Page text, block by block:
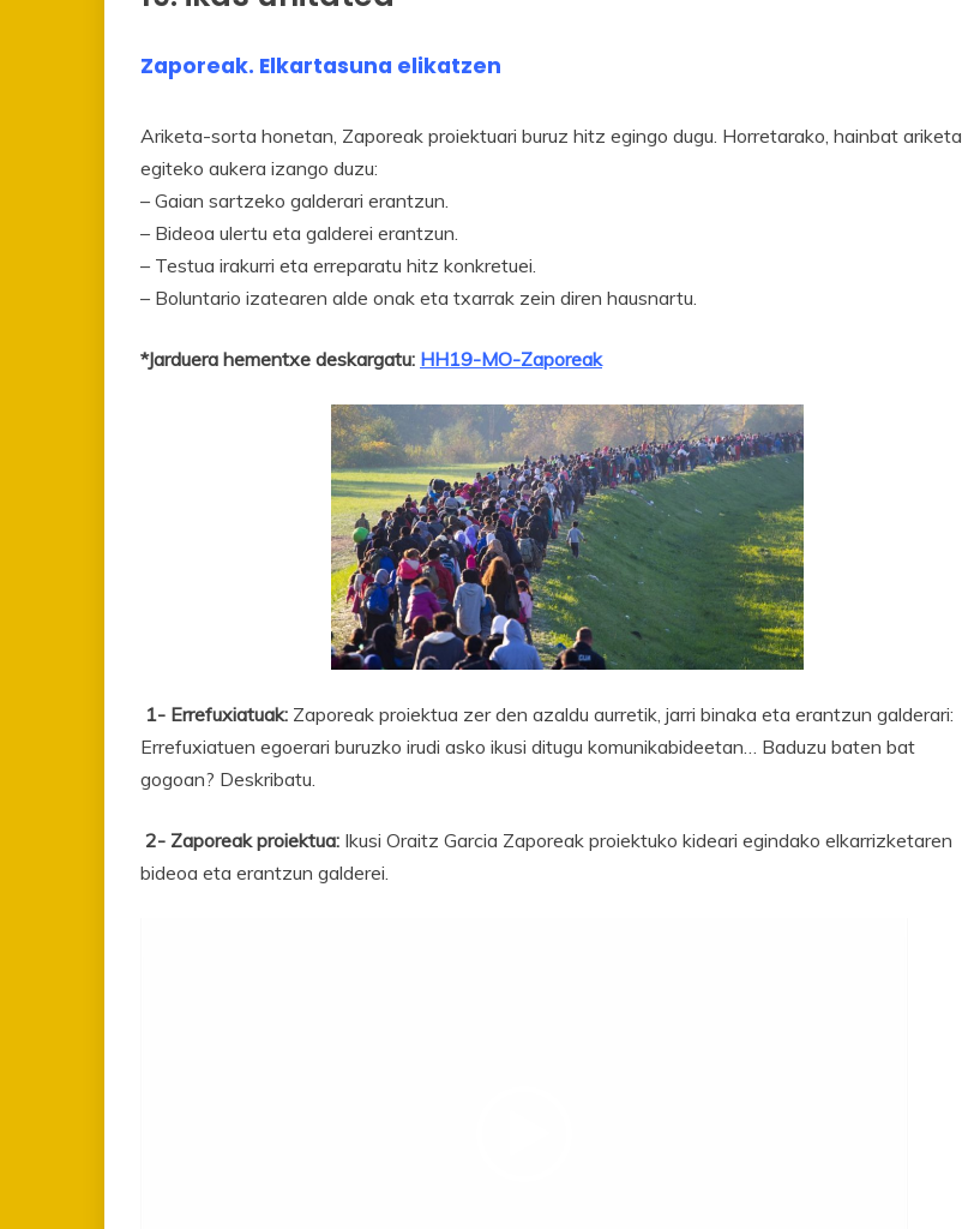
Zaporeak. Elkartasuna elikatzen
Ariketa-sorta honetan, Zaporeak proiektuari buruz hitz egingo dugu. Horretarako, hainbat ariketa
egiteko aukera izango duzu:
– Gaian sartzeko galderari erantzun.
– Bideoa ulertu eta galderei erantzun.
– Testua irakurri eta erreparatu hitz konkretuei.
– Boluntario izatearen alde onak eta txarrak zein diren hausnartu.
*Jarduera hementxe deskargatu: HH19-MO-Zaporeak
1- Errefuxiatuak: Zaporeak proiektua zer den azaldu aurretik, jarri binaka eta erantzun galderari:
Errefuxiatuen egoerari buruzko irudi asko ikusi ditugu komunikabideetan… Baduzu baten bat
gogoan? Deskribatu.
2- Zaporeak proiektua: Ikusi Oraitz Garcia Zaporeak proiektuko kideari egindako elkarrizketaren
bideoa eta erantzun galderei.